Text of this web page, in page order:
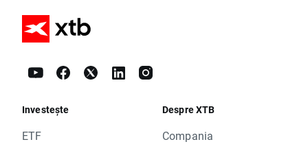
Investește
ETF
Despre XTB
Compania